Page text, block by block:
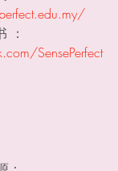
：
SensePerfect